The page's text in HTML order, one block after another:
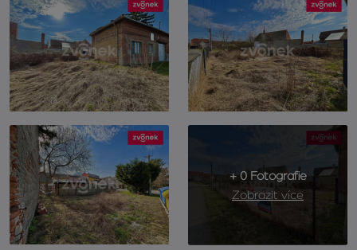
+ 0 Fotografie
Zobrazit více